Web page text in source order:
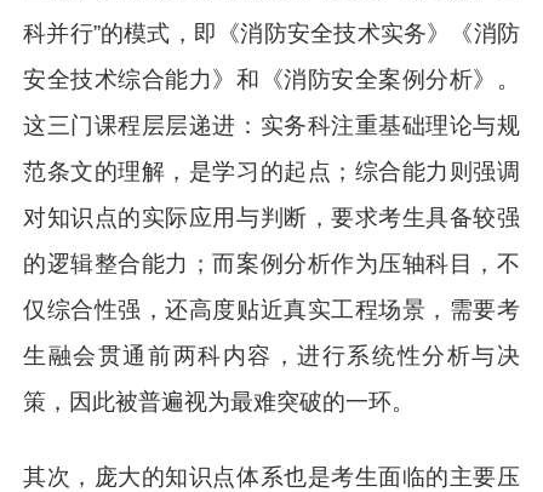
科并行”的模式，即《消防安全技术实务》《消防
安全技术综合能力》和《消防安全案例分析》。
这三门课程层层递进：实务科注重基础理论与规
范条文的理解，是学习的起点；综合能力则强调
对知识点的实际应用与判断，要求考生具备较强
的逻辑整合能力；而案例分析作为压轴科目，不
仅综合性强，还高度贴近真实工程场景，需要考
生融会贯通前两科内容，进行系统性分析与决
策，因此被普遍视为最难突破的一环。
其次，庞大的知识点体系也是考生面临的主要压